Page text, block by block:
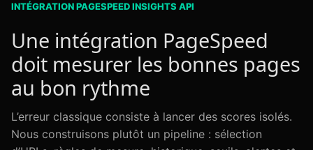
INTÉGRATION PAGESPEED INSIGHTS API
Une intégration PageSpeed
doit mesurer les bonnes pages
au bon rythme
L’erreur classique consiste à lancer des scores isolés.
Nous construisons plutôt un pipeline : sélection